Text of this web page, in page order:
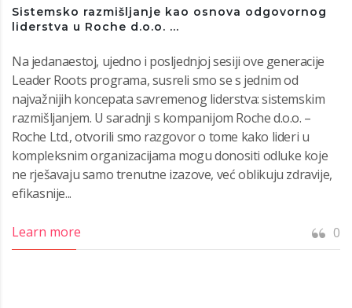
Sistemsko razmišljanje kao osnova odgovornog
liderstva u Roche d.o.o. ...
Na jedanaestoj, ujedno i posljednjoj sesiji ove generacije
Leader Roots programa, susreli smo se s jednim od
najvažnijih koncepata savremenog liderstva: sistemskim
razmišljanjem. U saradnji s kompanijom Roche d.o.o. –
Roche Ltd., otvorili smo razgovor o tome kako lideri u
kompleksnim organizacijama mogu donositi odluke koje
ne rješavaju samo trenutne izazove, već oblikuju zdravije,
efikasnije...
Learn more 0